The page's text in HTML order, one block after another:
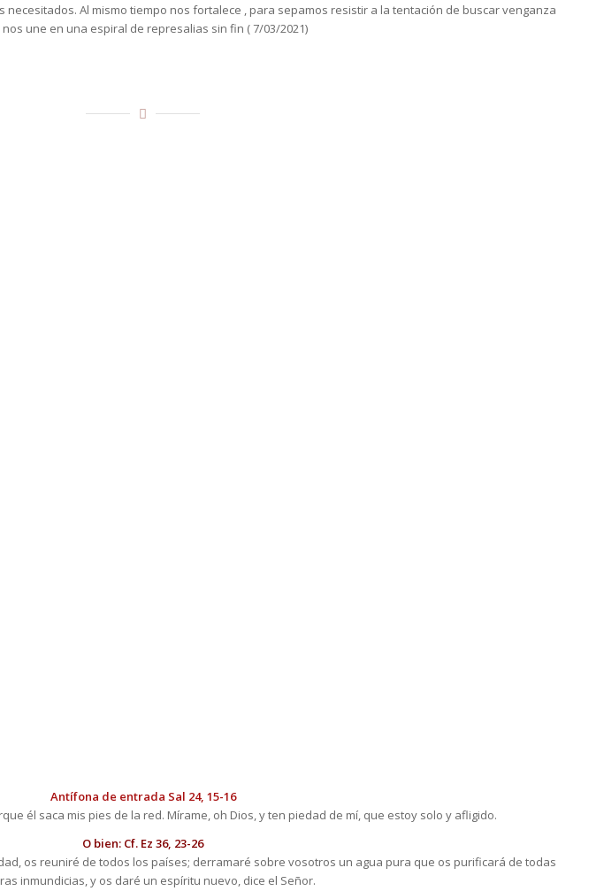
Al mismo tiempo nos fortalece , para sepamos resistir a la tentación de buscar venganza
nos une en una espiral de represalias sin fin ( 7/03/2021)
Antífona de entrada Sal 24, 15-16
él saca mis pies de la red. Mírame, oh Dios, y ten piedad de mí, que estoy solo y afligido.
O bien: Cf. Ez 36, 23-26
os reuniré de todos los países; derramaré sobre vosotros un agua pura que os purificará de todas
inmundicias, y os daré un espíritu nuevo, dice el Señor.